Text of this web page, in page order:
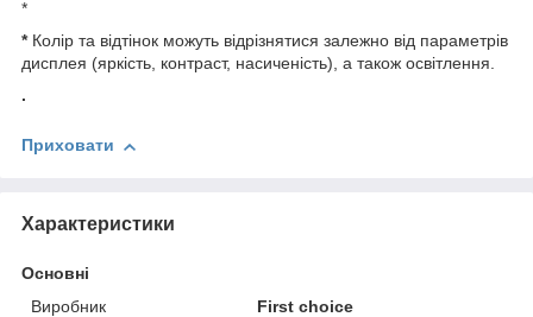
*
* Колір та відтінок можуть відрізнятися залежно від параметрів
дисплея (яркість, контраст, насиченість), а також освітлення.
.
Приховати
Характеристики
Основні
Виробник
First choice